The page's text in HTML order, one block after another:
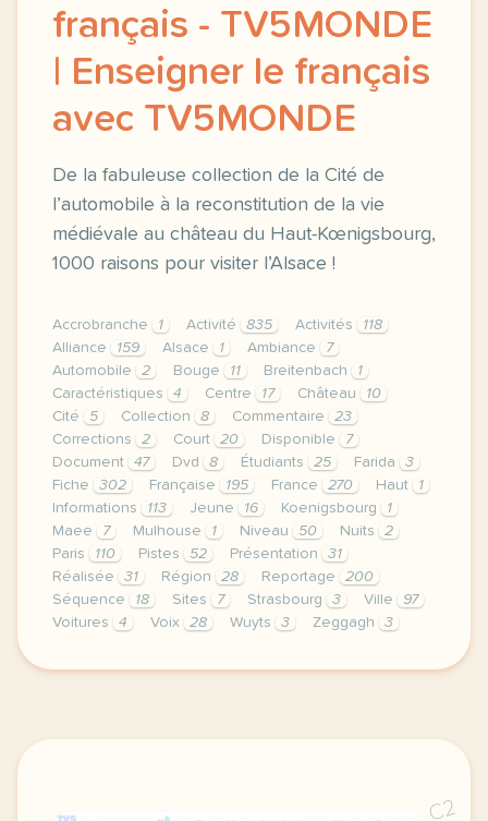
français - TV5MONDE
| Enseigner le français
avec TV5MONDE
De la fabuleuse collection de la Cité de
l’automobile à la reconstitution de la vie
médiévale au château du Haut-Kœnigsbourg,
1000 raisons pour visiter l’Alsace !
Accrobranche 1 Activité 835 Activités
118
Alliance
159 Alsace 1 Ambiance
7
Automobile
2 Bouge 11 Breitenbach
1
Caractéristiques
4 Centre 17 Château
10
Cité
5 Collection 8 Commentaire
23
Corrections
2 Court 20 Disponible
7
Document
47 Dvd 8 Étudiants 25 Farida
3
Fiche
302 Française 195 France 270 Haut
1
Informations
113 Jeune 16 Koenigsbourg
1
Maee
7 Mulhouse 1 Niveau 50 Nuits
2
Paris
110 Pistes 52 Présentation
31
Réalisée
31 Région 28 Reportage
200
Séquence
18 Sites 7 Strasbourg 3 Ville
97
Voitures
4 Voix 28 Wuyts 3 Zeggagh 3
le respect de votre vie privee est une priorite
C2